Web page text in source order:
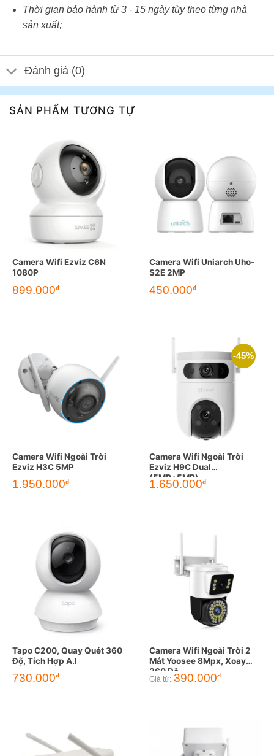
Thời gian bảo hành từ 3 - 15 ngày tùy theo từng nhà
sản xuất;
Đánh giá (0)
SẢN PHẨM TƯƠNG TỰ
Camera Wifi Ezviz C6N
1080P
899.000đ
Camera Wifi Uniarch Uho-
S2E 2MP
450.000đ
Camera Wifi Ngoài Trời
Ezviz H3C 5MP
1.950.000đ
-45%
Camera Wifi Ngoài Trời
Ezviz H9C Dual
(5MP+5MP)
Giá
gốc
1.650.000đGiá
Tapo C200, Quay Quét 360
Độ, Tích Hợp A.I
730.000đ
Camera Wifi Ngoài Trời 2
Mắt Yoosee 8Mpx, Xoay
360 Độ
Giá từ: 390.000đ